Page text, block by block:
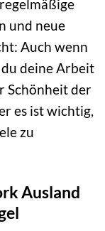
und neue
Auch wenn
deine Arbeit
Schönheit der
es ist wichtig,
zu
Ausland